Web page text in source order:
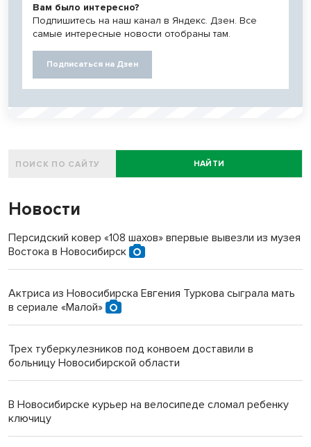
Вам было интересно?
Подпишитесь на наш канал в Яндекс. Дзен. Все
самые интересные новости отобраны там.
Подписаться на Дзен
НАЙТИ
Новости
Персидский ковер «108 шахов» впервые вывезли из музея
Востока в Новосибирск
Актриса из Новосибирска Евгения Туркова сыграла мать
в сериале «Малой»
Трех туберкулезников под конвоем доставили в
больницу Новосибирской области
В Новосибирске курьер на велосипеде сломал ребенку
ключицу